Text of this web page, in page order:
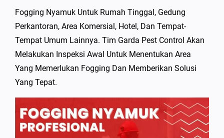
Fogging Nyamuk Untuk Rumah Tinggal, Gedung
Perkantoran, Area Komersial, Hotel, Dan Tempat-
Tempat Umum Lainnya. Tim Garda Pest Control Akan
Melakukan Inspeksi Awal Untuk Menentukan Area
Yang Memerlukan Fogging Dan Memberikan Solusi
Yang Tepat.